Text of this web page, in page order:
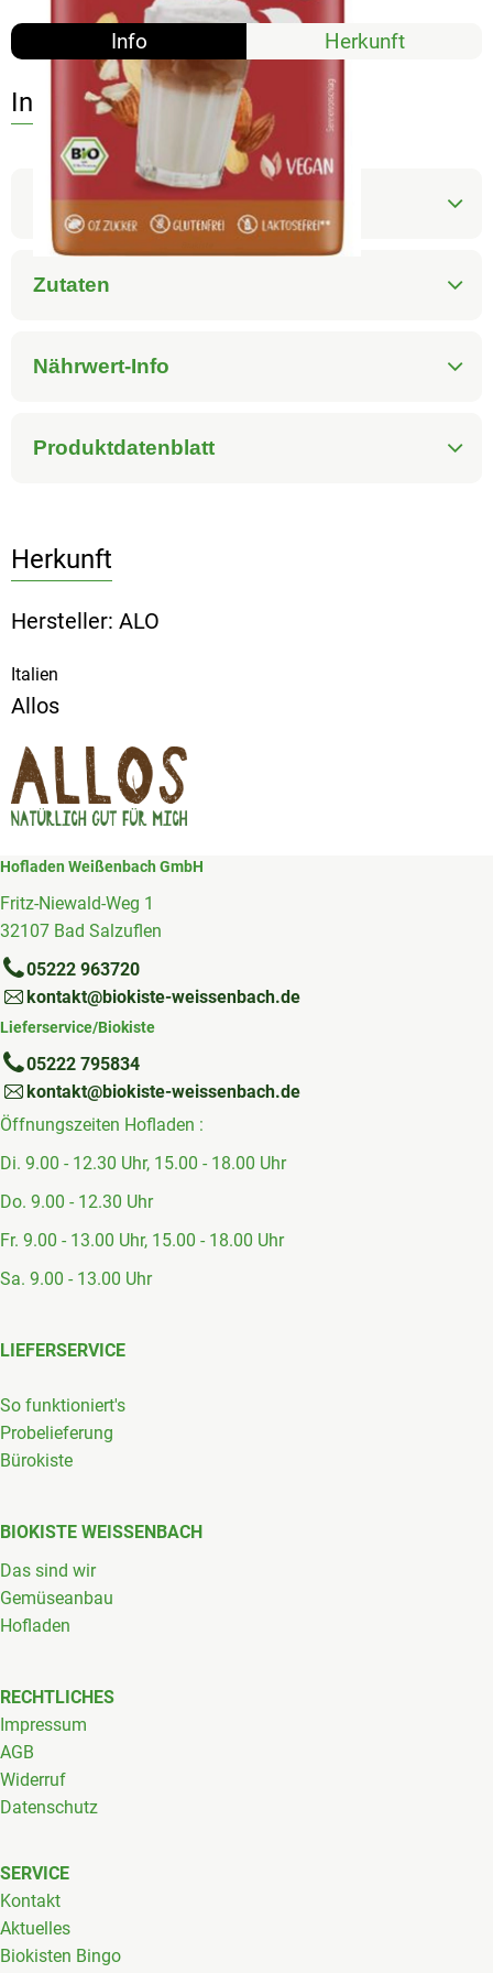
Info Herkunft
Info
Produktinformationen
Zutaten
Nährwert-Info
Produktdatenblatt
Herkunft
Hersteller: ALO
Italien
Allos
Hofladen Weißenbach GmbH
Fritz-Niewald-Weg 1
32107 Bad Salzuflen
05222 963720
kontakt@biokiste-weissenbach.de
Lieferservice/Biokiste
05222 795834
kontakt@biokiste-weissenbach.de
Öffnungszeiten Hofladen :
Di. 9.00 - 12.30 Uhr, 15.00 - 18.00 Uhr
Do. 9.00 - 12.30 Uhr
Fr. 9.00 - 13.00 Uhr, 15.00 - 18.00 Uhr
Sa. 9.00 - 13.00 Uhr
LIEFERSERVICE
So funktioniert's
Probelieferung
Bürokiste
BIOKISTE WEISSENBACH
Das sind wir
Gemüseanbau
Hofladen
RECHTLICHES
Impressum
AGB
Widerruf
Datenschutz
SERVICE
Kontakt
Aktuelles
Biokisten Bingo